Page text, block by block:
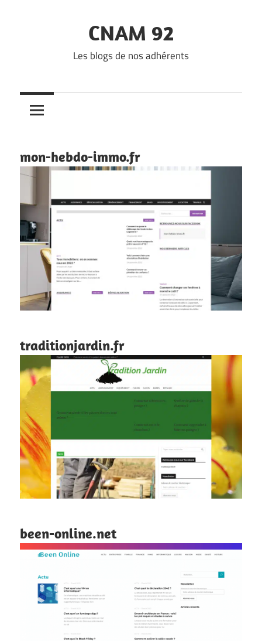
CNAM 92
Les blogs de nos adhérents
mon-hebdo-immo.fr
traditionjardin.fr
been-online.net